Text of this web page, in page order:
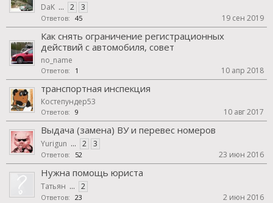
DaK ... 2 3
Ответов: 45 19 сен 2019
Как снять ограничение регистрационных
действий с автомобиля, совет
no_name
Ответов: 1 10 апр 2018
транспортная инспекция
Костепундер53
Ответов: 9 10 авг 2017
Выдача (замена) ВУ и перевес номеров
Yurigun ... 2 3
Ответов: 52 23 июн 2016
Нужна помощь юриста
Татьян ... 2
Ответов: 23 2 июн 2016